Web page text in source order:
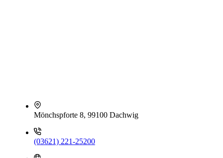
Mönchspforte 8, 99100 Dachwig
(03621) 221-25200